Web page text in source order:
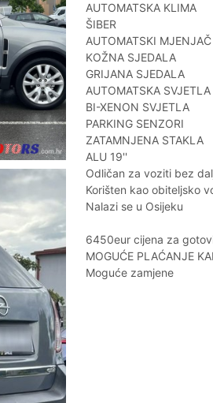
AUTOMATSKA KLIMA
ŠIBER
AUTOMATSKI MJENJAČ
KOŽNA SJEDALA
GRIJANA SJEDALA
AUTOMATSKA SVJETLA
BI-XENON SVJETLA
PARKING SENZORI
ZATAMNJENA STAKLA
ALU 19''
Odličan za voziti bez
Korišten kao obiteljsko
Nalazi se u Osijeku
6450eur cijena za
MOGUĆE PLAĆANJE
Moguće zamjene